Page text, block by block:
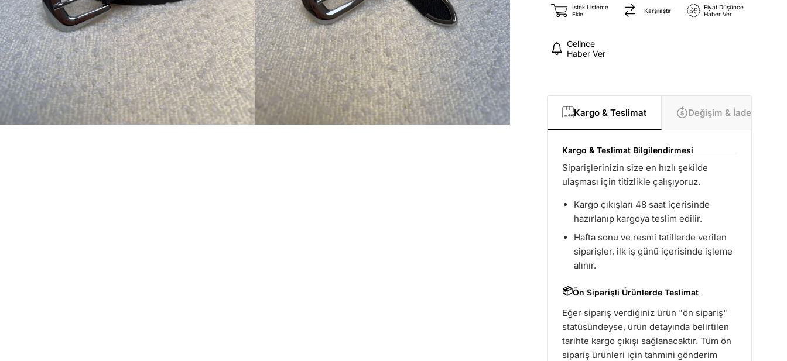
İstek Listeme
Ekle
Karşılaştır
Fiyat Düşünce
Haber Ver
Gelince
Haber Ver
Kargo & Teslimat Değişim & İade
Kargo & Teslimat Bilgilendirmesi
Siparişlerinizin size en hızlı şekilde
ulaşması için titizlikle çalışıyoruz.
Kargo çıkışları 48 saat içerisinde
hazırlanıp kargoya teslim edilir.
Hafta sonu ve resmi tatillerde verilen
siparişler, ilk iş günü içerisinde işleme
alınır.
📦Ön Siparişli Ürünlerde Teslimat
Eğer sipariş verdiğiniz ürün "ön sipariş"
statüsündeyse, ürün detayında belirtilen
tarihte kargo çıkışı sağlanacaktır. Tüm ön
sipariş ürünleri için tahmini gönderim